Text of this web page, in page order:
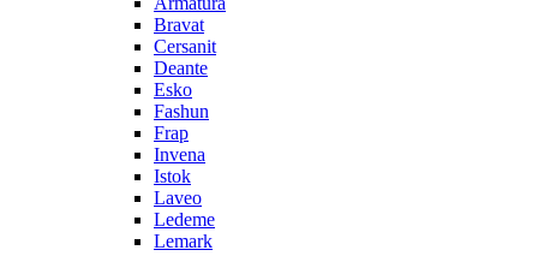
Bravat
Cersanit
Deante
Esko
Fashun
Frap
Invena
Istok
Laveo
Ledeme
Lemark